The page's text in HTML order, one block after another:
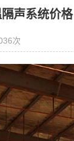
声系统价格
次